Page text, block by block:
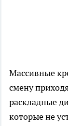
Массивные
смену
раскладные
которые не